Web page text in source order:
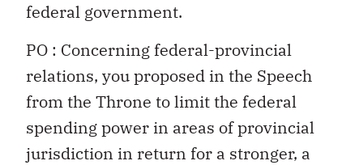
federal government.
PO : Concerning federal-provincial
relations, you proposed in the Speech
from the Throne to limit the federal
spending power in areas of provincial
jurisdiction in return for a stronger, a